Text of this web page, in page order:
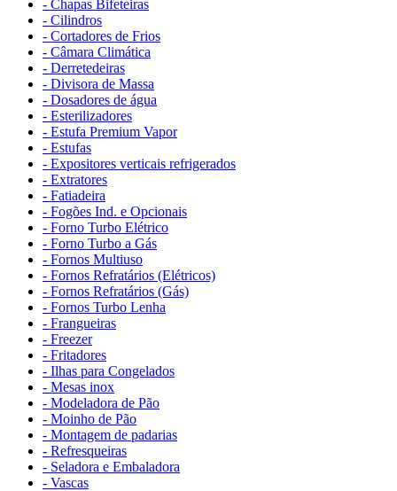
- Chapas Bifeteiras
- Cilindros
- Cortadores de Frios
- Câmara Climática
- Derretedeiras
- Divisora de Massa
- Dosadores de água
- Esterilizadores
- Estufa Premium Vapor
- Estufas
- Expositores verticais refrigerados
- Extratores
- Fatiadeira
- Fogões Ind. e Opcionais
- Forno Turbo Elétrico
- Forno Turbo a Gás
- Fornos Multiuso
- Fornos Refratários (Elétricos)
- Fornos Refratários (Gás)
- Fornos Turbo Lenha
- Frangueiras
- Freezer
- Fritadores
- Ilhas para Congelados
- Mesas inox
- Modeladora de Pão
- Moinho de Pão
- Montagem de padarias
- Refresqueiras
- Seladora e Embaladora
- Vascas